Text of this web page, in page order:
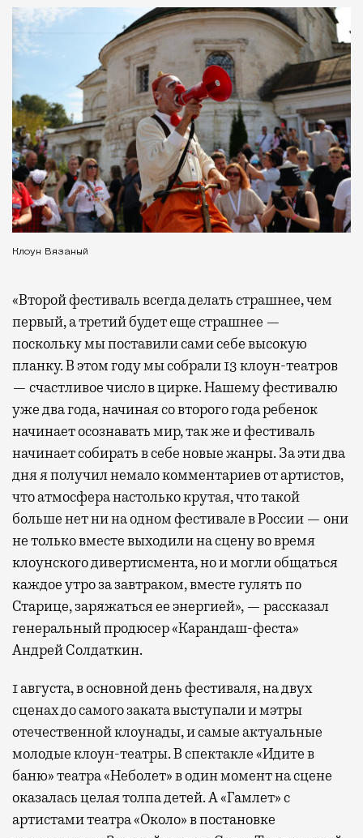
Клоун Вязаный
«Второй фестиваль всегда делать страшнее, чем
первый, а третий будет еще страшнее —
поскольку мы поставили сами себе высокую
планку. В этом году мы собрали 13 клоун-театров
— счастливое число в цирке. Нашему фестивалю
уже два года, начиная со второго года ребенок
начинает осознавать мир, так же и фестиваль
начинает собирать в себе новые жанры. За эти два
дня я получил немало комментариев от артистов,
что атмосфера настолько крутая, что такой
больше нет ни на одном фестивале в России — они
не только вместе выходили на сцену во время
клоунского дивертисмента, но и могли общаться
каждое утро за завтраком, вместе гулять по
Старице, заряжаться ее энергией», — рассказал
генеральный продюсер «Карандаш-феста»
Андрей Солдаткин.
1 августа, в основной день фестиваля, на двух
сценах до самого заката выступали и мэтры
отечественной клоунады, и самые актуальные
молодые клоун-театры. В спектакле «Идите в
баню» театра «Неболет» в один момент на сцене
оказалась целая толпа детей. А «Гамлет» с
артистами театра «Около» в постановке